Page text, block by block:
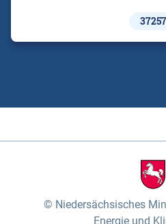
37257
Niedersächsisches
Energie und